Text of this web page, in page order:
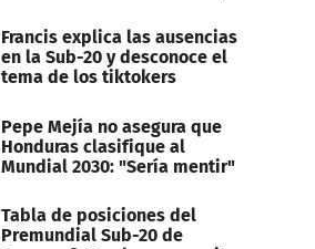
Francis explica las ausencias
en la Sub-20 y desconoce el
tema de los tiktokers
Pepe Mejía no asegura que
Honduras clasifique al
Mundial 2030: "Sería mentir"
Tabla de posiciones del
Premundial Sub-20 de